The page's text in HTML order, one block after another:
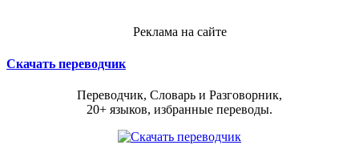
Реклама на сайте
Скачать переводчик
Переводчик, Словарь и Разговорник,
20+ языков, избранные переводы.